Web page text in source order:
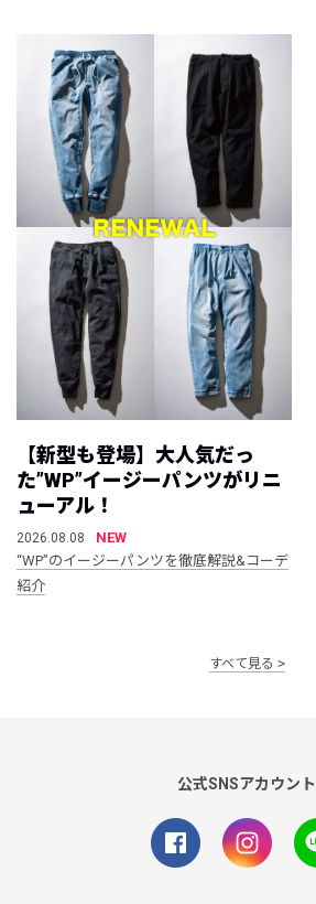
【新型も登場】大人気だっ
た”WP”イージーパンツがリニ
ューアル！
2026.08.08
NEW
“WP”のイージーパンツを徹底解説&コーデ
紹介
すべて見る
公式SNSアカウント